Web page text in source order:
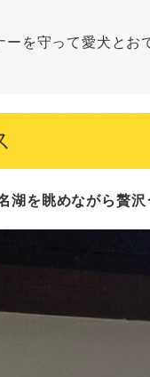
を守って愛犬とお
湖を眺めながら贅